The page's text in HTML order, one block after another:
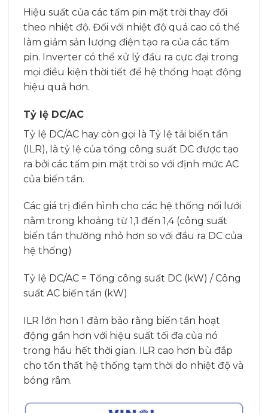
Hiệu suất của các tấm pin mặt trời thay đổi
theo nhiệt độ. Đối với nhiệt độ quá cao có thể
làm giảm sản lượng điện tạo ra của các tấm
pin. Inverter có thể xử lý đầu ra cực đại trong
mọi điều kiện thời tiết để hệ thống hoạt động
hiệu quả hơn.
Tỷ lệ DC/AC
Tỷ lệ DC/AC hay còn gọi là Tỷ lệ tải biến tần
(ILR), là tỷ lệ của tổng công suất DC được tạo
ra bởi các tấm pin mặt trời so với định mức AC
của biến tần.
Các giá trị điển hình cho các hệ thống nối lưới
nằm trong khoảng từ 1,1 đến 1,4 (công suất
biến tần thường nhỏ hơn so với đầu ra DC của
hệ thống)
Tỷ lệ DC/AC = Tổng công suất DC (kW) / Công
suất AC biến tần (kW)
ILR lớn hơn 1 đảm bảo rằng biến tần hoạt
động gần hơn với hiệu suất tối đa của nó
trong hầu hết thời gian. ILR cao hơn bù đắp
cho tổn thất hệ thống tạm thời do nhiệt độ và
bóng râm.